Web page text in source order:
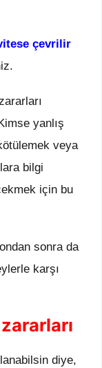
çevrilir
yanlış
veya
bilgi
için bu
sonra da
karşı
diye,